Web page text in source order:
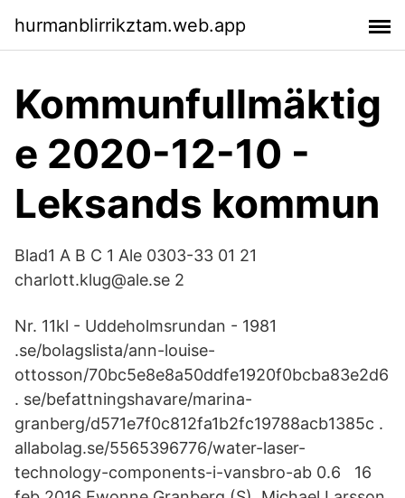
hurmanblirrikztam.web.app
Kommunfullmäktig
e 2020-12-10 -
Leksands kommun
Blad1 A B C 1 Ale 0303-33 01 21
charlott.klug@ale.se 2
Nr. 11kl - Uddeholmsrundan - 1981
.se/bolagslista/ann-louise-
ottosson/70bc5e8e8a50ddfe1920f0bcba83e2d6
. se/befattningshavare/marina-
granberg/d571e7f0c812fa1b2fc19788acb1385c .
allabolag.se/5565396776/water-laser-
technology-components-i-vansbro-ab 0.6 16